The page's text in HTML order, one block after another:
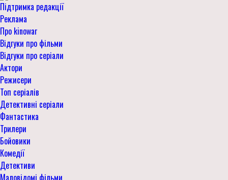
Підтримка редакції
Реклама
Про kinowar
Відгуки про фільми
Відгуки про серіали
Актори
Режисери
Топ серіалів
Детективні серіали
Фантастика
Трилери
Бойовики
Комедії
Детективи